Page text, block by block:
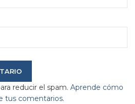
reducir el spam. Aprende cómo
tus comentarios.